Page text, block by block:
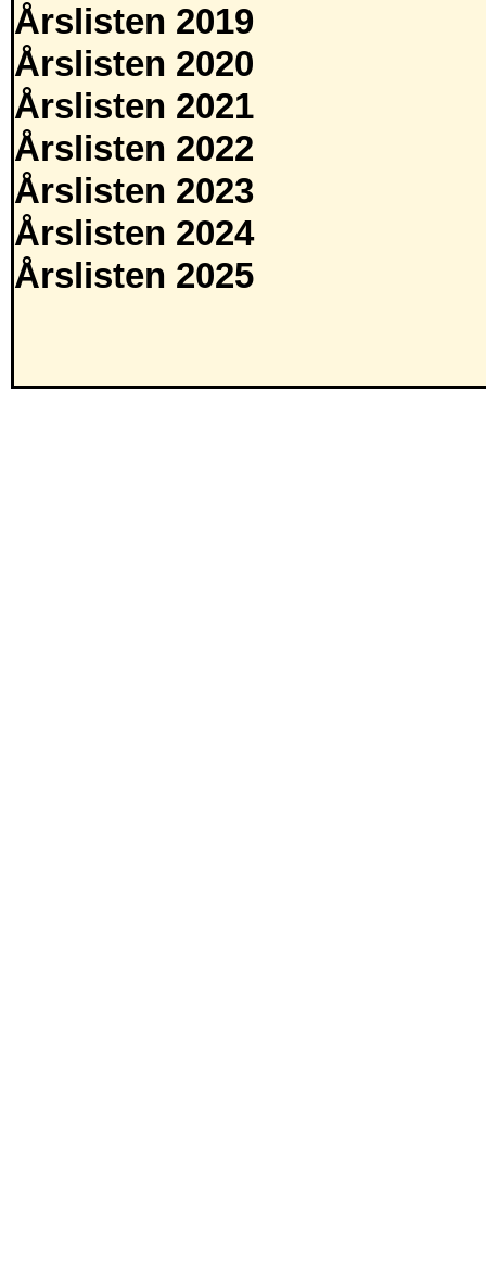
Årslisten 2019
Årslisten 2020
Årslisten 2021
Årslisten 2022
Årslisten 2023
Årslisten 2024
Årslisten 2025